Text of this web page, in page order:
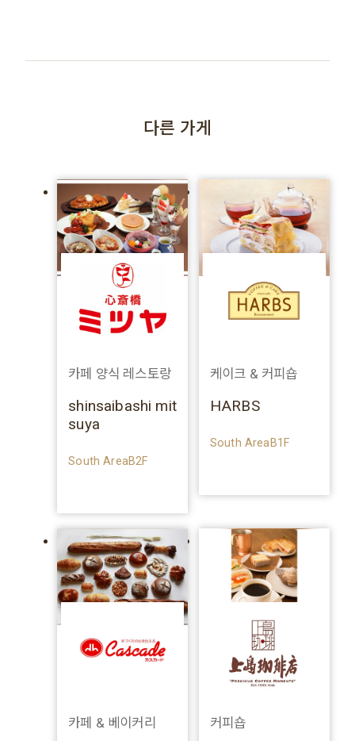
다른 가게
카페 양식 레스토랑
shinsaibashi mit
suya
South AreaB2F
케이크 & 커피숍
HARBS
South AreaB1F
카페 & 베이커리 커피숍